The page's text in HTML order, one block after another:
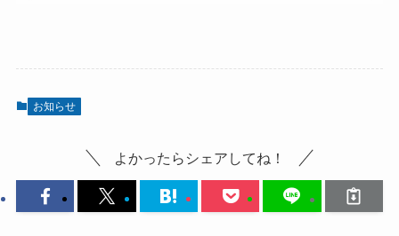
お知らせ
よかったらシェアしてね！